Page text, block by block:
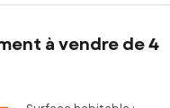
à vendre de 4